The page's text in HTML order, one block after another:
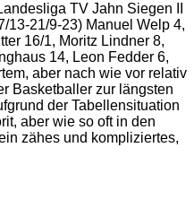
TV Jahn Siegen II
13-21/9-23) Manuel Welp 4,
16/1, Moritz Lindner 8,
14, Leon Fedder 6,
aber nach wie vor relativ
Basketballer zur längsten
der Tabellensituation
aber wie so oft in den
zähes und kompliziertes,